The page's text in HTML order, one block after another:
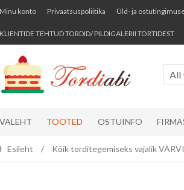
Minu konto Privaatsuspoliitika Üld- ja
KLIENTIDE TEHTUD TORDID/ PILDIGALERII TORTIDEST
All
TOOTED OSTUINFO
Esileht / Kõik torditegemiseks vajalik